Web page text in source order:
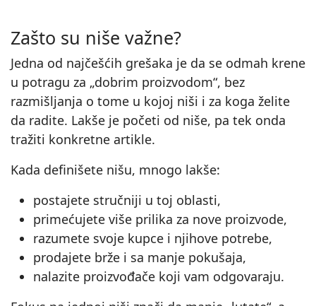
Zašto su niše važne?
Jedna od najčešćih grešaka je da se odmah krene
u potragu za „dobrim proizvodom“, bez
razmišljanja o tome u kojoj niši i za koga želite
da radite. Lakše je početi od niše, pa tek onda
tražiti konkretne artikle.
Kada definišete nišu, mnogo lakše:
postajete stručniji u toj oblasti,
primećujete više prilika za nove proizvode,
razumete svoje kupce i njihove potrebe,
prodajete brže i sa manje pokušaja,
nalazite proizvođače koji vam odgovaraju.